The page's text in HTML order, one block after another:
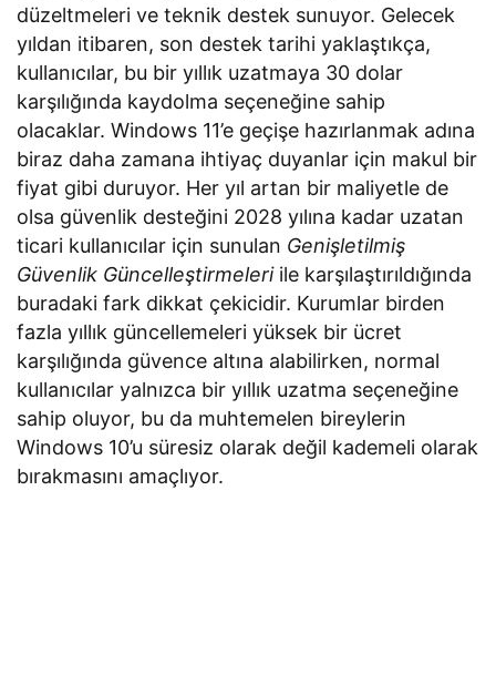
düzeltmeleri ve teknik destek sunuyor. Gelecek
yıldan itibaren, son destek tarihi yaklaştıkça,
kullanıcılar, bu bir yıllık uzatmaya 30 dolar
karşılığında kaydolma seçeneğine sahip
olacaklar. Windows 11’e geçişe hazırlanmak adına
biraz daha zamana ihtiyaç duyanlar için makul bir
fiyat gibi duruyor. Her yıl artan bir maliyetle de
olsa güvenlik desteğini 2028 yılına kadar uzatan
ticari kullanıcılar için sunulan Genişletilmiş
Güvenlik Güncelleştirmeleriile karşılaştırıldığında
buradaki fark dikkat çekicidir. Kurumlar birden
fazla yıllık güncellemeleri yüksek bir ücret
karşılığında güvence altına alabilirken, normal
kullanıcılar yalnızca bir yıllık uzatma seçeneğine
sahip oluyor, bu da muhtemelen bireylerin
Windows 10’u süresiz olarak değil kademeli olarak
bırakmasını amaçlıyor.